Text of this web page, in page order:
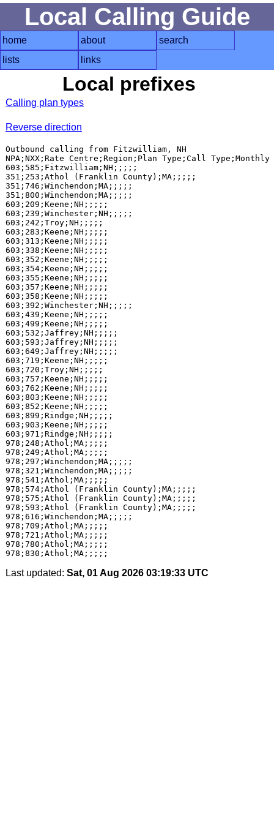
Local Calling Guide
home about
search
lists
links
Local prefixes
Calling plan types
Reverse direction
Outbound calling from Fitzwilliam, NH
NPA;NXX;Rate Centre;Region;Plan Type;Call
603;585;Fitzwilliam;NH;;;;;
351;253;Athol (Franklin County);MA;;;;;
351;746;Winchendon;MA;;;;;
351;800;Winchendon;MA;;;;;
603;209;Keene;NH;;;;;
603;239;Winchester;NH;;;;;
603;242;Troy;NH;;;;;
603;283;Keene;NH;;;;;
603;313;Keene;NH;;;;;
603;338;Keene;NH;;;;;
603;352;Keene;NH;;;;;
603;354;Keene;NH;;;;;
603;355;Keene;NH;;;;;
603;357;Keene;NH;;;;;
603;358;Keene;NH;;;;;
603;392;Winchester;NH;;;;;
603;439;Keene;NH;;;;;
603;499;Keene;NH;;;;;
603;532;Jaffrey;NH;;;;;
603;593;Jaffrey;NH;;;;;
603;649;Jaffrey;NH;;;;;
603;719;Keene;NH;;;;;
603;720;Troy;NH;;;;;
603;757;Keene;NH;;;;;
603;762;Keene;NH;;;;;
603;803;Keene;NH;;;;;
603;852;Keene;NH;;;;;
603;899;Rindge;NH;;;;;
603;903;Keene;NH;;;;;
603;971;Rindge;NH;;;;;
978;248;Athol;MA;;;;;
978;249;Athol;MA;;;;;
978;297;Winchendon;MA;;;;;
978;321;Winchendon;MA;;;;;
978;541;Athol;MA;;;;;
978;574;Athol (Franklin County);MA;;;;;
978;575;Athol (Franklin County);MA;;;;;
978;593;Athol (Franklin County);MA;;;;;
978;616;Winchendon;MA;;;;;
978;709;Athol;MA;;;;;
978;721;Athol;MA;;;;;
978;780;Athol;MA;;;;;
Last updated: Sat, 01 Aug 2026 03:19:33 UTC